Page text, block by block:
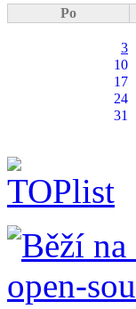
Po
3
10
17
24
31